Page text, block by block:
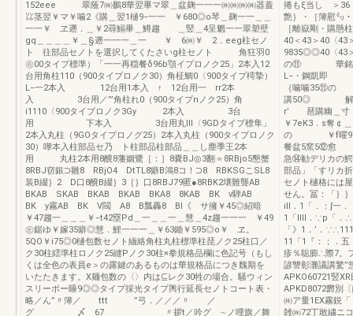
152eee 翠蔭7㈱鵬8華翌畢マ翠＿盆麹一一一㈱㈱㈱㈱器蓋
㍑茎翌￥マ￥噛2《購＿翌1樋9−一一 ￥680◎o琴＿麹一一＿＿
一一￥ ヱ遡．＿￥2尋鰯畢＿鱒趨 ＿竪＿4呈魍一一翠塑壁
gq＿＿＿＿￥＿§遡一一一＿一 ￥ 6㈱￥ 2．eeg柱セノ
ト 往部品セノトを選択してくたさいg柱セノト 角狂羽0
㊨00タイプ標準）「一一再穏餐δ96b顎イプロノク25」2本入12
台用角柱110（900タイプロノク30）角柾鯛0〈900タイプ樗摯）
L−一2本入 12台用1本入 ↑ 12台用一 rr2本
入 3台用／’”角柱れ0（900タイプnノク25）角
i1110〈900タイプロノク3Gy 2本入 3台
用 下本入 3台用丸lll〈9GDタイプ標隼」
2本入丸柱（9GOタイプロノグ25）2本入丸柱（900タイプロノク
30）嘩本入柱部品セ乃 ト柱部品柱部品＿＿し塵季王2本
用 丸柱2本用8醗8藩姻鷺［：］8嚢BJ◎3翻＝8RBjo5懇蟹
8RBJ窃銀⊃雛8 RBjO4 DtTL8癖B鴻8コ！⊃8 RBKSGこSL8
装B綴｝2 D口8醗B綴｝3［｝口8RBJ79匿●8RBK2壌難聾AB
BKAB SKAB BKAB BKAB BKA8 8KAB BK v騨AB
BK y霧AB BK V閥 A8 B瓢轟8 Bl《 サ擁￥45◎紹暗
￥47趨一＿＿＿￥−t42塁Pd＿一＿＿一＿慧＿4z趨一一一 ￥49
㊧鋸ゆ￥嫁35癖◎慧．鯉一一一＿￥63鋤￥595◎o￥ ヱ。
5QO￥i75◎0樋包数セノト緬絡角柱丸柱標準柱琵ノク25柱口／
ク30柱繧準柱ロノク25縫Pノク30柱×拳規格品欄に色記号（もし
くは全色の表員e＞の露鍵のあるものは華規格品につき魏期を
いたたきます。X麺包数の〈〉内は⊆レク30牲の場合。騒ウィン
スリーポー睡9◎◎タイプ採光タイプ輿行延長セノトコート表・
略／ん”〃簿／ ttt ”弓．／／／〃 ／
グ 〆 67 〃拶t／吟グ ∼ノ哩旗／舞
捲もξ当し ＞36
艶｝・［簿慰㍉
［離嶽剛・購懸
40＜43＞40
9835◎◎40〈43
の⑪ 華銘◎5◎
L−・鋼凱
｛噛噛35⑪
講50◎ 解r喝
r’ 琶購幽＿寸
￥7eK3．s奪
の ￥f曜9
餐盆5窯5⑫愈
急⑭勧デリカの
部品」「すリカ
セノト樋格には
せん。冨：「｝
ill．1「．：∫一
1「llll．∵p「．∴
「》1．’．
11「1『：；．
疹％聡膨∴際7。
諺讐彰灘議講驚”
APKO60721竪
APKD8072欝別
㈱ア量1EX霧鋭
雑㈱72丁敢繍ニ